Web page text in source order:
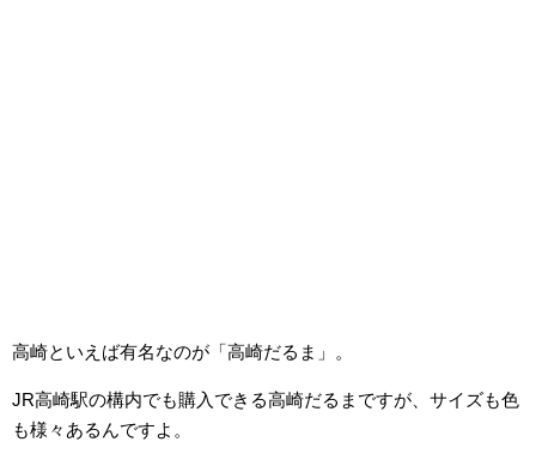
高崎といえば有名なのが「高崎だるま」。
JR高崎駅の構内でも購入できる高崎だるまですが、サイズも色
も様々あるんですよ。